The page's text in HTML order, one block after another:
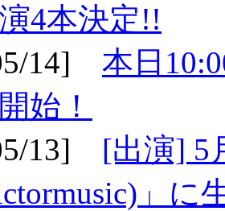
4本決定!!
14] 本日
始！
13] [出演] 5
」に